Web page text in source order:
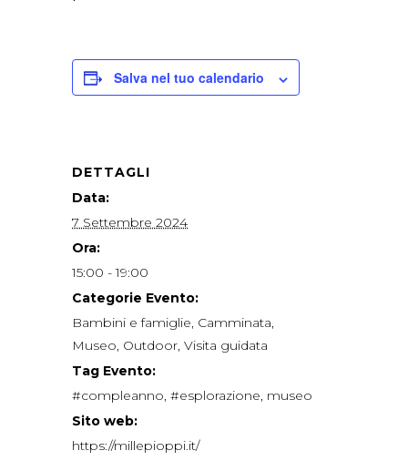
Salva nel tuo calendario
DETTAGLI
Data:
7 Settembre 2024
Ora:
15:00 - 19:00
Categorie Evento:
Bambini e famiglie, Camminata,
Museo, Outdoor, Visita guidata
Tag Evento:
#compleanno, #esplorazione, museo
Sito web:
https://millepioppi.it/